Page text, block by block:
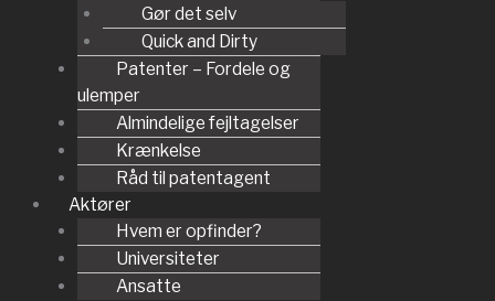
Gør det selv
Quick and Dirty
Patenter – Fordele og
ulemper
Almindelige fejltagelser
Krænkelse
Råd til patentagent
Aktører
Hvem er opfinder?
Universiteter
Ansatte